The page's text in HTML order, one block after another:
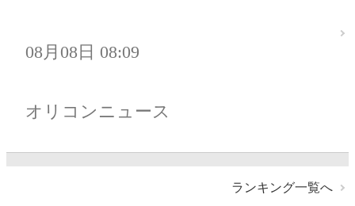
08月08日 08:09
オリコンニュース
ランキング一覧へ